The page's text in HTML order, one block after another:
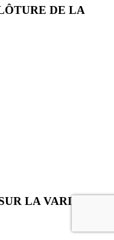
DE LA
LA VARIOLE